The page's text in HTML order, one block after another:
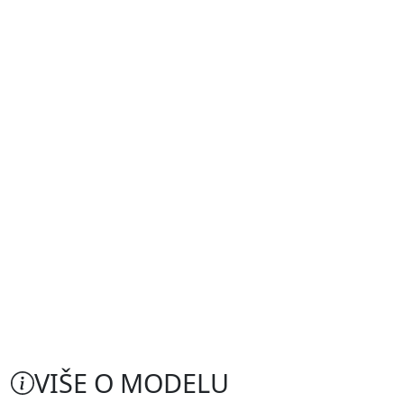
VIŠE O MODELU